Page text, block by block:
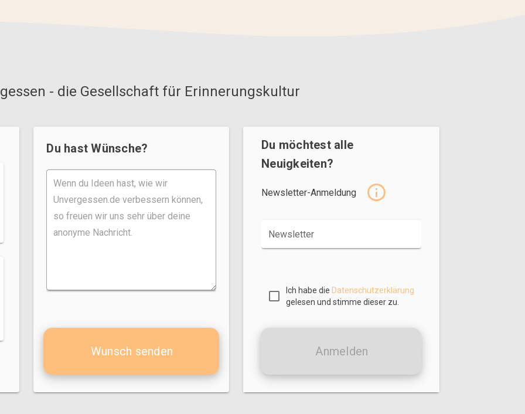
- die Gesellschaft für Erinnerungskultur
Du hast Wünsche?
Wunsch senden
Du möchtest alle
Neuigkeiten?
Newsletter-Anmeldung
Newsletter
Ich habe die Datenschutzerklärung
gelesen und stimme dieser zu.
Anmelden